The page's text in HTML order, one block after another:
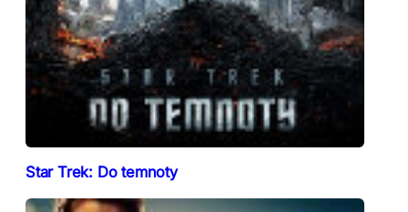
Star Trek: Do temnoty